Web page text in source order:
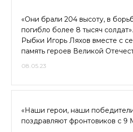
«Они брали 204 высоту, в
погибло более 8 тысяч
Рыбки Игорь Ляхов вместе с
память героев Великой
08.05.23
«Наши герои, наши
поздравляют фронтовиков с 9